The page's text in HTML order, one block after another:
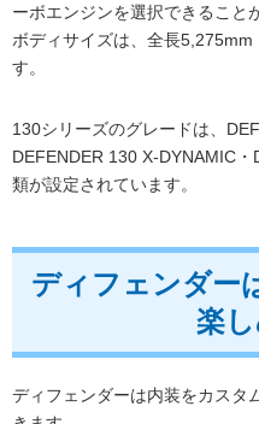
ーボエンジンを選択できること
ボディサイズは、全長
す。
130シリーズのグレードは、
DEFENDER 130 X-DYNAMIC
類が設定されています。
ディフェンダー
楽し
ディフェンダーは内装をカスタ